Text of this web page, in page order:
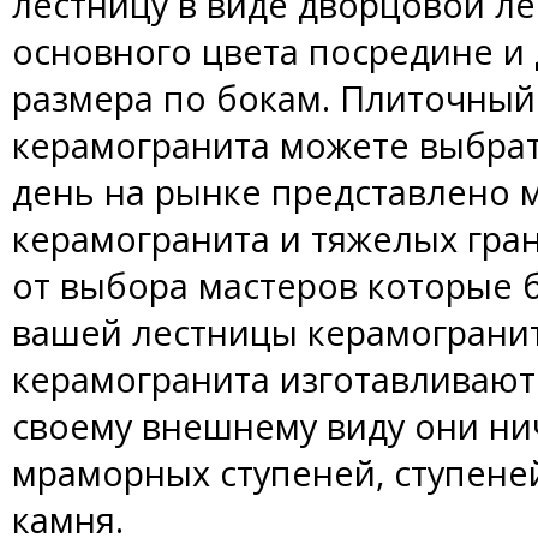
основного цвета посредине
размера по бокам.
керамогранита можете
день на рынке представлено
керамогранита и тяжелых
от выбора мастеров которые
вашей лестницы
керамогранита
своему внешнему виду они
мраморных ступеней,
камня.